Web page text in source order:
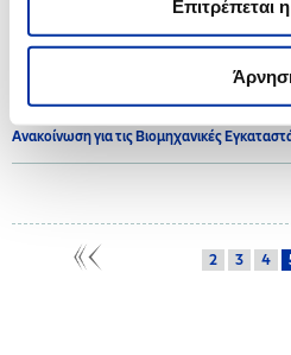
Επιτρέπεται
2017
21.07.2017
Ανακοίνωση για τις Βιομηχανικές
2 3 4